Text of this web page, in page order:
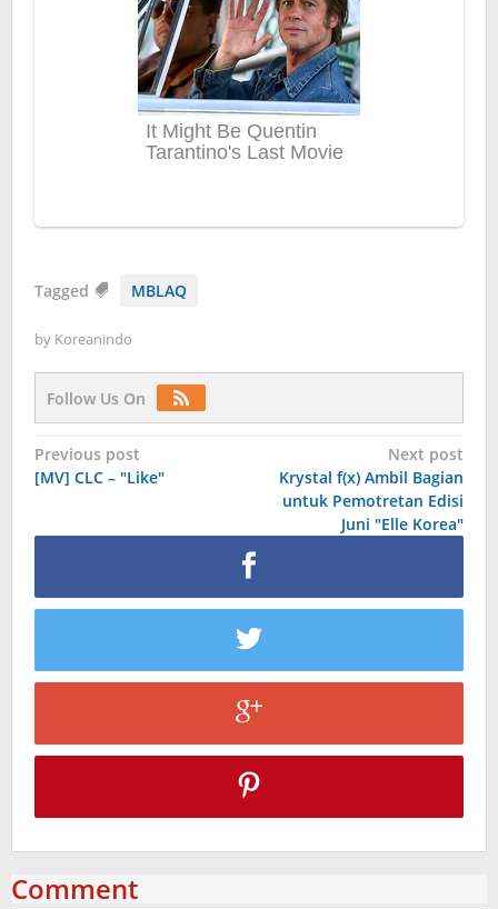
Tagged MBLAQ
by Koreanindo
Follow Us On
Post
navigation
Previous post
[MV] CLC – "Like"
Next post
Krystal f(x) Ambil Bagian
untuk Pemotretan Edisi
Juni "Elle Korea"
Comment